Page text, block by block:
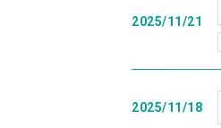
2025/11/21
2025/11/18